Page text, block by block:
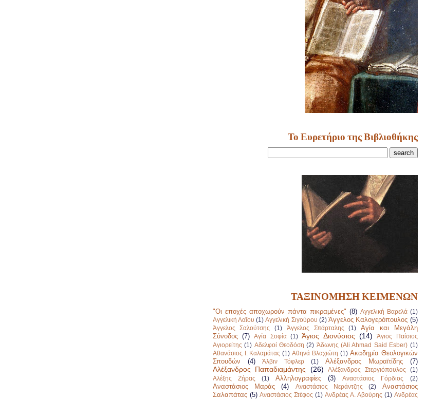
Το Ευρετήριο της Βιβλιοθήκης
ΤΑΞΙΝΟΜΗΣΗ ΚΕΙΜΕΝΩΝ
"Οι εποχές αποχωρούν πάντα πικραμένες" (8) Αγγελική Βαρελά (1)
Αγγελική Λαΐου (1) Αγγελική Σιγούρου (2) Άγγελος Καλογερόπουλος (5)
Άγγελος Σαλούτσης (1) Άγγελος Σπάρταλης (1)
Αγία και Μεγάλη
Σύνοδος (7) Αγία Σοφία (1) Άγιος Διονύσιος (14)
Άγιος Παΐσιος
Αγιορείτης (1) Αδελφοί Θεοδόση (2) Άδωνης (Ali Ahmad Said Esber) (1)
Αθανάσιος Ι. Καλαμάτας (1) Αθηνά Βλαχιώτη (1) Ακαδημία Θεολογικών
Σπουδών
(4) Άλβιν Τόφλερ (1) Αλέξανδρος Μωραϊτίδης (7)
Αλέξανδρος Παπαδιαμάντης (26) Αλέξανδρος Στεργιόπουλος
(1)
Αλέξης Ζήρας
(1) Αλληλογραφίες (3) Αναστάσιος Γόρδιος (2)
Αναστάσιος Μαράς (4) Αναστάσιος Νεράντζης (2)
Αναστάσιος
Σαλαπάτας (5) Αναστάσιος Στέφος (1) Ανδρέας Α. Αβούρης (1) Ανδρέας